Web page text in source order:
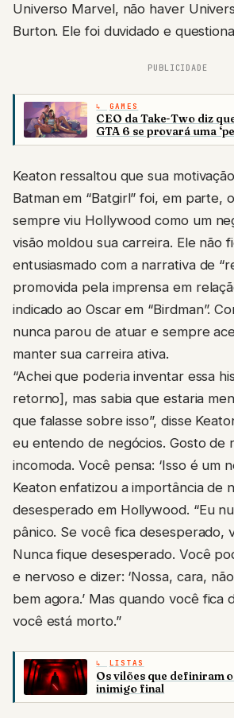
Universo Marvel, não haver
Burton. Ele foi duvidado e
PUBLICIDADE
GAMES
CEO da Take-Two diz
GTA 6 se provará uma
Keaton ressaltou que sua
Batman em “Batgirl” foi, em parte,
sempre viu Hollywood como um
visão moldou sua carreira. Ele não
entusiasmado com a narrativa de
promovida pela imprensa em
indicado ao Oscar em “Birdman”.
nunca parou de atuar e sempre
manter sua carreira ativa.
“Achei que poderia inventar essa
retorno], mas sabia que estaria
que falasse sobre isso”, disse
eu entendo de negócios. Gosto de
incomoda. Você pensa: ‘Isso é um
Keaton enfatizou a importância de
desesperado em Hollywood. “Eu
pânico. Se você fica desesperado,
Nunca fique desesperado. Você
e nervoso e dizer: ‘Nossa, cara,
bem agora.’ Mas quando você fica
você está morto.”
LISTAS
Os vilões que definiram
inimigo final